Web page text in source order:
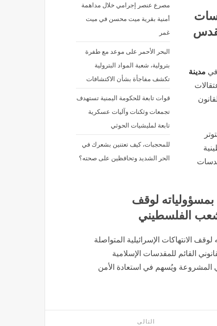
مصرع عنصر إجرامي خلال مداهمة
أمنية بقرية ميت محسن في ميت
غمر
البحر الأحمر على موعد مع طفرة
بترولية، شعبة المواد البترولية
تكشف مفاجأة بشأن الاكتشافات
قوات تابعة للحكومة اليمنية تستهدف
تجمعات وثكنات وآليات عسكرية
تابعة لمليشيات الحوثي
للمحجبات، كيف تعتنين بشعرك في
الحر الشديد وتحافظين على صحته؟
مدينة
لوقف
الفلسطيني
الانتهاكات الإسرائيلية المتواصلة
القائم للمقدسات الإسلامية
ويُسهم في استعادة الأمن
التالى